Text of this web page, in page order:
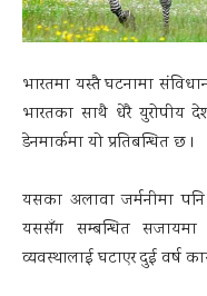
भारतमा यस्तै घटनामा
भारतका साथै धेरै युरोपीय
डेनमार्कमा यो प्रतिबन्धित छ ।
यसका अलावा जर्मनीमा
यससँग सम्बन्धित
व्यवस्थालाई घटाएर दुई वर्ष